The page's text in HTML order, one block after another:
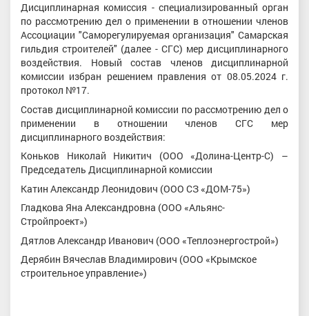
Дисциплинарная комиссия - специализированный орган
по рассмотрению дел о применении в отношении членов
Ассоциации "Саморегулируемая организация" Самарская
гильдия строителей" (далее - СГС) мер дисциплинарного
воздействия. Новый состав членов дисциплинарной
комиссии избран решением правления от 08.05.2024 г.
протокол №17.
Состав дисциплинарной комиссии по рассмотрению дел о
применении в отношении членов СГС мер
дисциплинарного воздействия:
Коньков Николай Никитич (ООО «Долина-Центр-С) –
Председатель Дисциплинарной комиссии
Катин Александр Леонидович (ООО СЗ «ДОМ-75»)
Гладкова Яна Александровна (ООО «Альянс-
Стройпроект»)
Дятлов Александр Иванович (ООО «Теплоэнергострой»)
Дерябин Вячеслав Владимирович (ООО «Крымское
строительное управление»)